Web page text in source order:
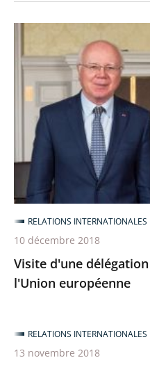
d'une
délégation
de
Cour
justice
de
l'Union
européenne
Visite d'une
l'Union européenne
RELATIONS INTERNATIONALES
10 décembre 2018
RELATIONS INTERNATIONALES
13 novembre 2018